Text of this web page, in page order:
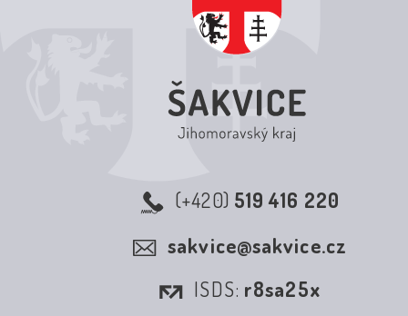
(+420) 519 416 220
sakvice@sakvice.cz
ISDS: r8sa25x